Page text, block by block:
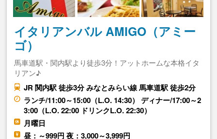
イタリアンバル AMIGO（アミー
ゴ）
馬車道駅・関内駅より徒歩3分！アットホームな本格イタ
リアン♪
JR 関内駅 徒歩3分 みなとみらい線 馬車道駅 徒歩2分
ランチ/11:00～15:00（L.O. 14:30） ディナー/17:00～2
3:00（L.O. 22:00 ドリンクL.O. 22:30）
月曜日
昼：～999円 夜：3,000～3,999円